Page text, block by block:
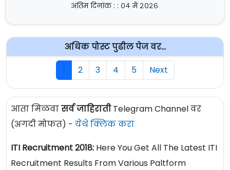
अंतिम दिनांक : : ०४ मे २०२६
अधिक पोस्ट पुढील पेज वर...
1
2 3 4 5 Next
आता मिळवासर्व जाहिरातीTelegram Channel वर
(अगदी मोफत) - येथे क्लिक करा
ITI Recruitment 2018: Here You Get All The Latest ITI
Recruitment Results From Various Paltform